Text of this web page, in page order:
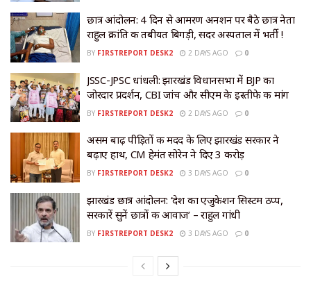
छात्र आंदोलन: 4 दिन से आमरण अनशन पर बैठे छात्र नेता
राहुल क्रांति की तबीयत बिगड़ी, सदर अस्पताल में भर्ती !
BY FIRSTREPORT DESK2 2 DAYS AGO 0
JSSC-JPSC धांधली: झारखंड विधानसभा में BJP का
जोरदार प्रदर्शन, CBI जांच और सीएम के इस्तीफे की मांग
BY FIRSTREPORT DESK2 2 DAYS AGO 0
असम बाढ़ पीड़ितों की मदद के लिए झारखंड सरकार ने
बढ़ाए हाथ, CM हेमंत सोरेन ने दिए ₹3 करोड़
BY FIRSTREPORT DESK2 3 DAYS AGO 0
झारखंड छात्र आंदोलन: ‘देश का एजुकेशन सिस्टम ठप्प,
सरकारें सुनें छात्रों की आवाज’ – राहुल गांधी
BY FIRSTREPORT DESK2 3 DAYS AGO 0